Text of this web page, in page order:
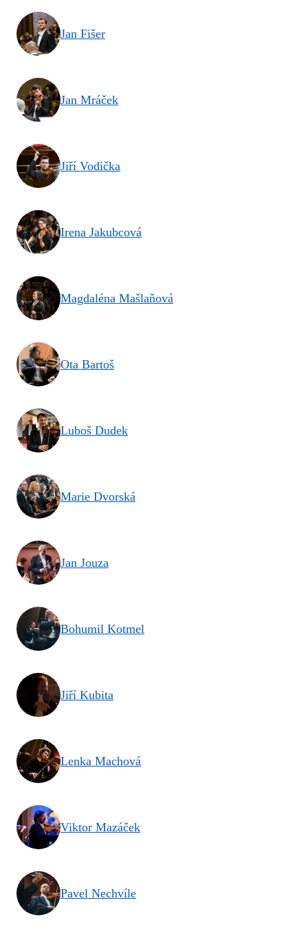
Jan Fišer
Jan Mráček
Jiří Vodička
Irena Jakubcová
Magdaléna Mašlaňová
Ota Bartoš
Luboš Dudek
Marie Dvorská
Jan Jouza
Bohumil Kotmel
Jiří Kubita
Lenka Machová
Viktor Mazáček
Pavel Nechvíle